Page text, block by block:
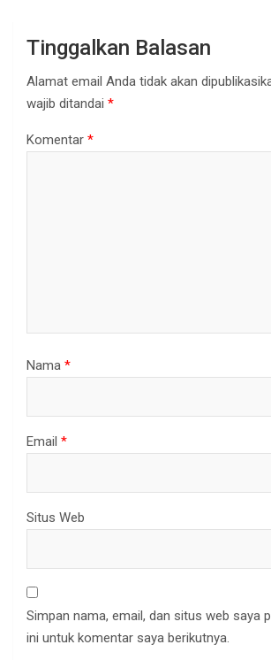
Tinggalkan Balasan
Alamat email Anda tidak akan
wajib ditandai *
Komentar *
Nama *
Email *
Situs Web
Simpan nama, email, dan situs web saya
ini untuk komentar saya berikutnya.